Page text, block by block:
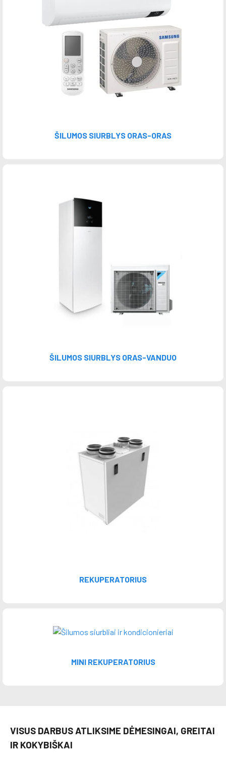
ŠILUMOS SIURBLYS ORAS-ORAS
ŠILUMOS SIURBLYS ORAS-VANDUO
REKUPERATORIUS
MINI REKUPERATORIUS
VISUS DARBUS ATLIKSIME DĖMESINGAI, GREITAI
IR KOKYBIŠKAI